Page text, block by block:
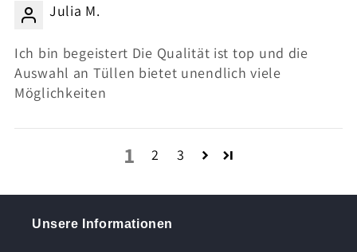
Julia M.
Ich bin begeistert Die Qualität ist top und die
Auswahl an Tüllen bietet unendlich viele
Möglichkeiten
1 2 3
Unsere Informationen